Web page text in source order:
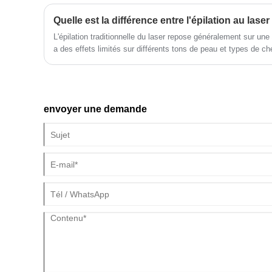
d'élimination des pigments laser
picoseconde Oriental Wison construits en
Corée avec des bras laser importés
garantissent la production d'énergie la plus
élevée, aucun tir limité et une utilisation à
L'épilation traditionnelle du laser repose généralement sur
a des effets limités sur différents tons de peau et types de
envoyer une demande